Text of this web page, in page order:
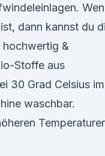
dann kannst du
&
Stoffe aus
30 Grad Celsius im
waschbar.